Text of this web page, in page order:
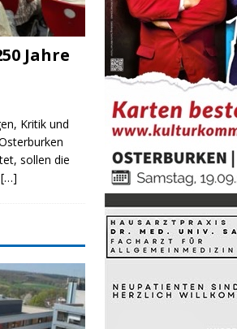
Jahre
Kritik und
sollen die
[…]